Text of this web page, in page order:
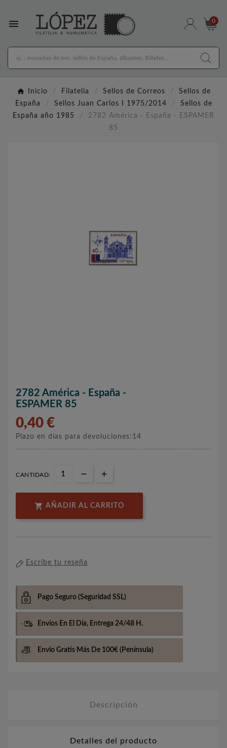
 0
Inicio Filatelia Sellos de Correos
Sellos de
España
Sellos Juan Carlos I 1975/2014
Sellos de
España año 1985
2782 América - España - ESPAMER
85
2782 América - España -
ESPAMER 85
0,40 €
Plazo en días para devoluciones:14
CANTIDAD:
 AÑADIR AL CARRITO
Escribe tu reseña
Pago Seguro (Seguridad SSL)
Envíos En El Día, Entrega 24/48 H.
Envio Gratis Más De 100€ (Península)
Descripción
Detalles del producto